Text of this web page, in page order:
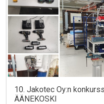
10. Jakotec Oy:n
ÄÄNEKOSKI